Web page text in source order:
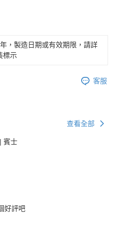
，製造日期或有效期限，請詳
標示
客服
查看全部
賓士
好評吧